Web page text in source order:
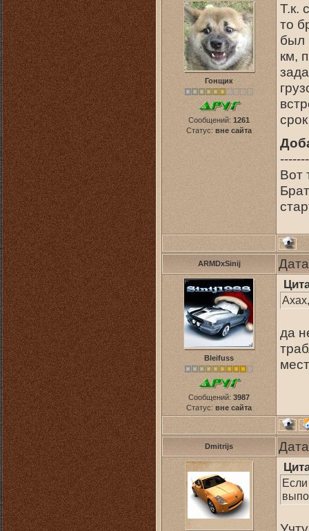
Гонщик
Сообщений: 1261
Статус: вне сайта
Т.к.
то
был
км,
Вот
ARMDxSinij
Bleifuss
Сообщений: 3987
Статус: вне сайта
да
Dmitrijs